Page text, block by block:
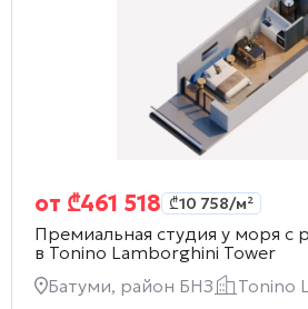
от ₾461 518 ₾10 758/м²
Премиальная студия у моря с
в Tonino Lamborghini Tower
Батуми, район БНЗ
Tonino